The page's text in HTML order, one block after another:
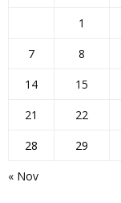
« Nov
1
7
8
14
15
21
22
28
29